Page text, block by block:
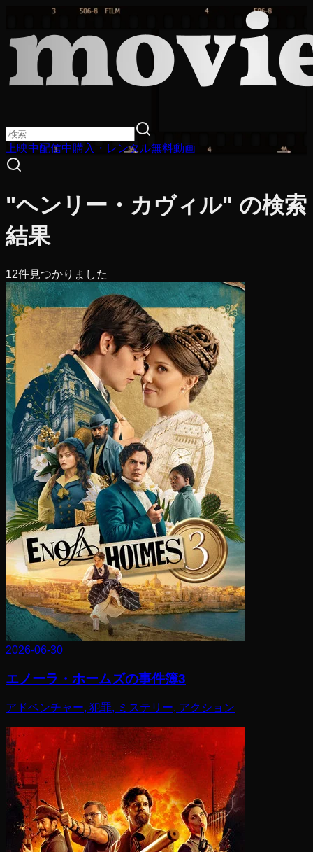
上映中配信中購入・レンタル無料動画
"ヘンリー・カヴィル" の検索
結果
12件見つかりました
2026-06-30
エノーラ・ホームズの事件簿3
アドベンチャー, 犯罪, ミステリー, アクション